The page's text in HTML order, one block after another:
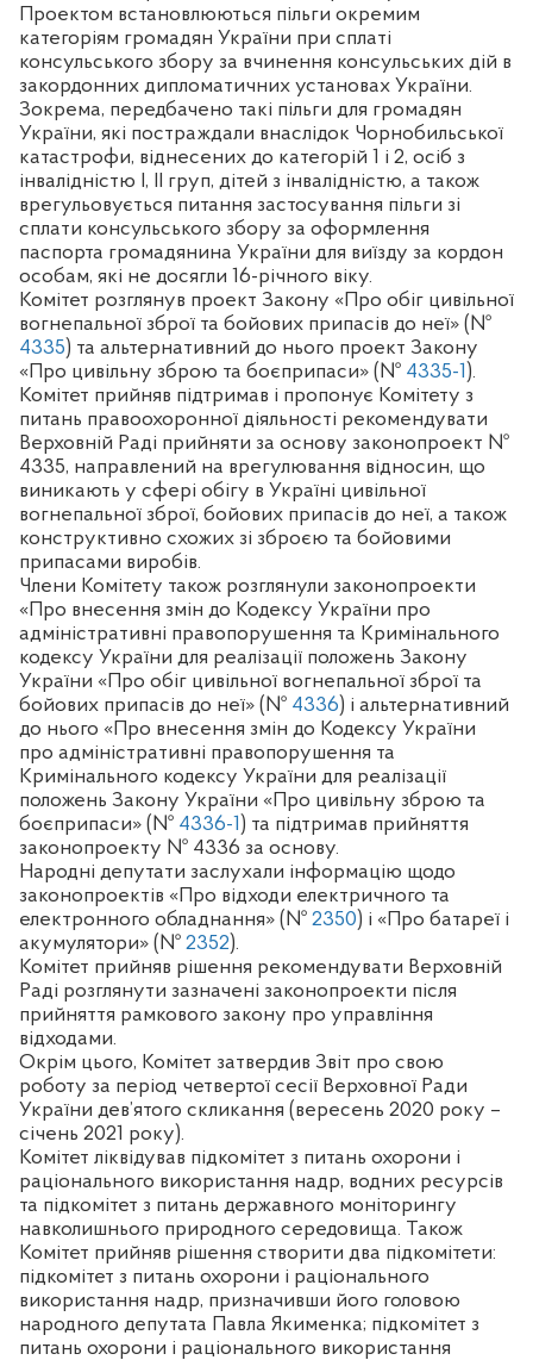
Проектом встановлюються пільги окремим
категоріям громадян України при сплаті
консульського збору за вчинення консульських дій в
закордонних дипломатичних установах України.
Зокрема, передбачено такі пільги для громадян
України, які постраждали внаслідок Чорнобильської
катастрофи, віднесених до категорій 1 і 2, осіб з
інвалідністю І, ІІ груп, дітей з інвалідністю, а також
врегульовується питання застосування пільги зі
сплати консульського збору за оформлення
паспорта громадянина України для виїзду за кордон
особам, які не досягли 16-річного віку.
Комітет розглянув проект Закону «Про обіг цивільної
вогнепальної зброї та бойових припасів до неї» (№
4335) та альтернативний до нього проект Закону
«Про цивільну зброю та боєприпаси» (№ 4335-1 ).
Комітет прийняв підтримав і пропонує Комітету з
питань правоохоронної діяльності рекомендувати
Верховній Раді прийняти за основу законопроект №
4335, направлений на врегулювання відносин, що
виникають у сфері обігу в Україні цивільної
вогнепальної зброї, бойових припасів до неї, а також
конструктивно схожих зі зброєю та бойовими
припасами виробів.
Члени Комітету також розглянули законопроекти
«Про внесення змін до Кодексу України про
адміністративні правопорушення та Кримінального
кодексу України для реалізації положень Закону
України «Про обіг цивільної вогнепальної зброї та
бойових припасів до неї» (№ 4336) і альтернативний
до нього «Про внесення змін до Кодексу України
про адміністративні правопорушення та
Кримінального кодексу України для реалізації
положень Закону України «Про цивільну зброю та
боєприпаси» (№ 4336-1 ) та підтримав прийняття
законопроекту № 4336 за основу.
Народні депутати заслухали інформацію щодо
законопроектів «Про відходи електричного та
електронного обладнання» (№ 2350) і «Про батареї і
акумулятори» (№ 2352).
Комітет прийняв рішення рекомендувати Верховній
Раді розглянути зазначені законопроекти після
прийняття рамкового закону про управління
відходами.
Окрім цього, Комітет затвердив Звіт про свою
роботу за період четвертої сесії Верховної Ради
України дев’ятого скликання (вересень 2020 року –
січень 2021 року).
Комітет ліквідував підкомітет з питань охорони і
раціонального використання надр, водних ресурсів
та підкомітет з питань державного моніторингу
навколишнього природного середовища. Також
Комітет прийняв рішення створити два підкомітети:
підкомітет з питань охорони і раціонального
використання надр, призначивши його головою
народного депутата Павла Якименка; підкомітет з
питань охорони і раціонального використання